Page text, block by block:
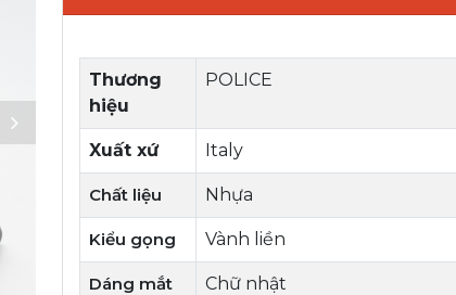
Thương
hiệu
POLICE
Xuất xứ Italy
Chất liệu Nhựa
Kiểu gọng Vành liền
Dáng mắt Chữ nhật